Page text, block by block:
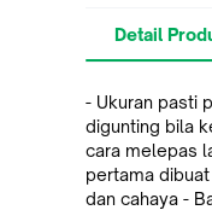
Detail
- Ukuran pasti
digunting bila
cara melepas
pertama
dan cahaya -